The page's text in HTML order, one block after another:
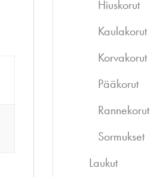
Hiuskorut
Kaulakorut
Korvakorut
Pääkorut
Rannekorut
Sormukset
Laukut